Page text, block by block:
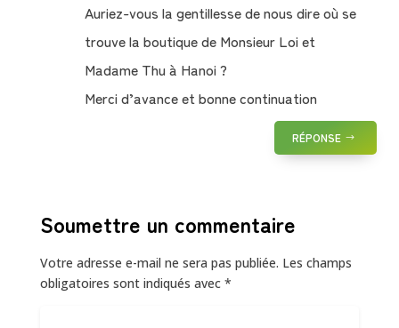
Auriez-vous la gentillesse de nous dire où se
trouve la boutique de Monsieur Loi et
Madame Thu à Hanoi ?
Merci d’avance et bonne continuation
RÉPONSE
Soumettre un commentaire
Votre adresse e-mail ne sera pas publiée. Les champs
obligatoires sont indiqués avec *